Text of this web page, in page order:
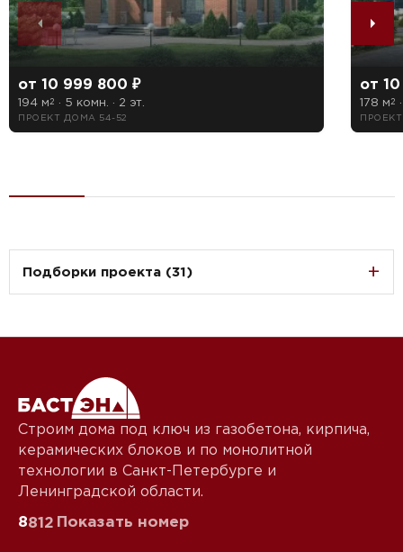
от 10 999 800 ₽
194 м 2 · 5 комн. · 2 эт.
ПРОЕКТ ДОМА 54-52
от
178 м 2
Подборки проекта (31)
Строим дома под ключ из газобетона, кирпича,
керамических блоков и по монолитной
технологии в Санкт-Петербурге и
Ленинградской области.
8812 Показать номер